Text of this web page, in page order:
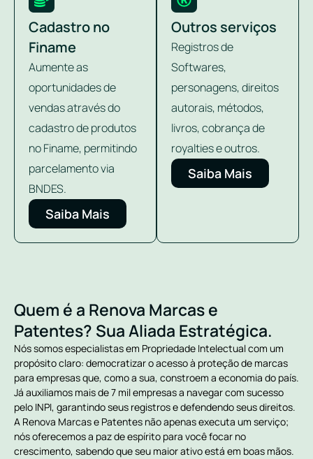
Cadastro no
Finame
Aumente as
oportunidades de
vendas através do
cadastro de produtos
no Finame, permitindo
parcelamento via
BNDES.
Saiba Mais
Outros serviços
Registros de
Softwares,
personagens, direitos
autorais, métodos,
livros, cobrança de
royalties e outros.
Saiba Mais
Quem é a Renova Marcas e
Patentes? Sua Aliada Estratégica.
Nós somos especialistas em Propriedade Intelectual com um
propósito claro: democratizar o acesso à proteção de marcas
para empresas que, como a sua, constroem a economia do país.
Já auxiliamos mais de 7 mil empresas a navegar com sucesso
pelo INPI, garantindo seus registros e defendendo seus direitos.
A Renova Marcas e Patentes não apenas executa um serviço;
nós oferecemos a paz de espírito para você focar no
crescimento, sabendo que seu maior ativo está em boas mãos.